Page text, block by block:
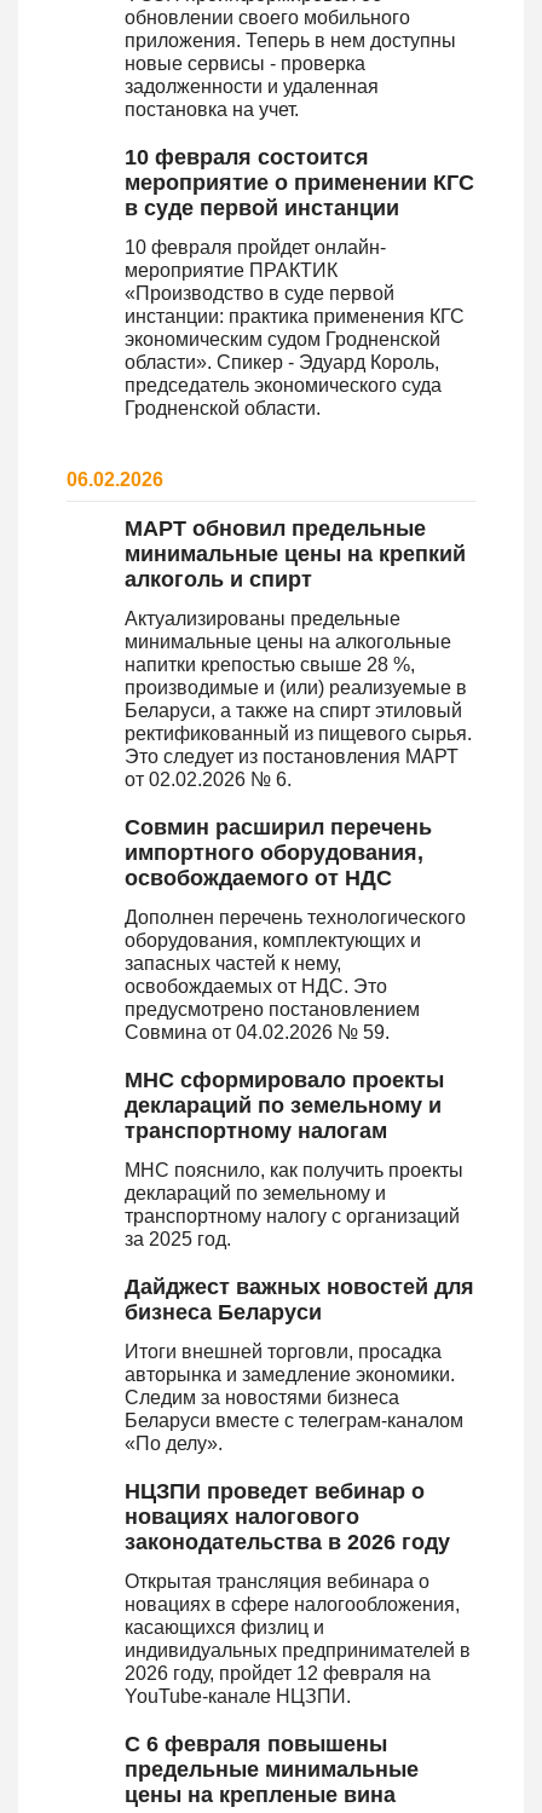
обновлении своего мобильного
приложения. Теперь в нем доступны
новые сервисы - проверка
задолженности и удаленная
постановка на учет.
10 февраля состоится
мероприятие о применении КГС
в суде первой инстанции
10 февраля пройдет онлайн-
мероприятие ПРАКТИК
«Производство в суде первой
инстанции: практика применения КГС
экономическим судом Гродненской
области». Спикер - Эдуард Король,
председатель экономического суда
Гродненской области.
06.02.2026
МАРТ обновил предельные
минимальные цены на крепкий
алкоголь и спирт
Актуализированы предельные
минимальные цены на алкогольные
напитки крепостью свыше 28 %,
производимые и (или) реализуемые в
Беларуси, а также на спирт этиловый
ректификованный из пищевого сырья.
Это следует из постановления МАРТ
от 02.02.2026 № 6.
Совмин расширил перечень
импортного оборудования,
освобождаемого от НДС
Дополнен перечень технологического
оборудования, комплектующих и
запасных частей к нему,
освобождаемых от НДС. Это
предусмотрено постановлением
Совмина от 04.02.2026 № 59.
МНС сформировало проекты
деклараций по земельному и
транспортному налогам
МНС пояснило, как получить проекты
деклараций по земельному и
транспортному налогу с организаций
за 2025 год.
Дайджест важных новостей для
бизнеса Беларуси
Итоги внешней торговли, просадка
авторынка и замедление экономики.
Следим за новостями бизнеса
Беларуси вместе с телеграм-каналом
«По делу».
НЦЗПИ проведет вебинар о
новациях налогового
законодательства в 2026 году
Открытая трансляция вебинара о
новациях в сфере налогообложения,
касающихся физлиц и
индивидуальных предпринимателей в
2026 году, пройдет 12 февраля на
YouTube-канале НЦЗПИ.
С 6 февраля повышены
предельные минимальные
цены на крепленые вина